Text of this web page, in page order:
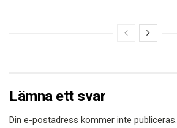
Lämna ett svar
Din e-postadress kommer inte publiceras.